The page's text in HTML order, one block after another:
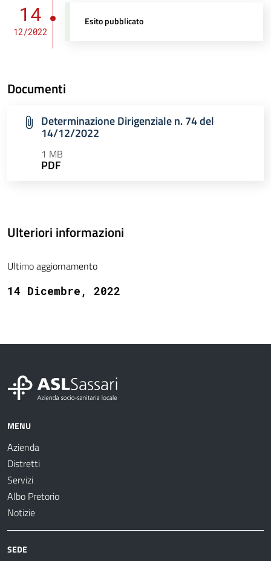
14
12/2022
Esito pubblicato
Documenti
Determinazione Dirigenziale n. 74 del
14/12/2022
1 MB
PDF
Ulteriori informazioni
Ultimo aggiornamento
14 Dicembre, 2022
MENU
Azienda
Distretti
Servizi
Albo Pretorio
Notizie
SEDE